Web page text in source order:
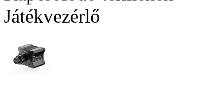
Játékvezérlő